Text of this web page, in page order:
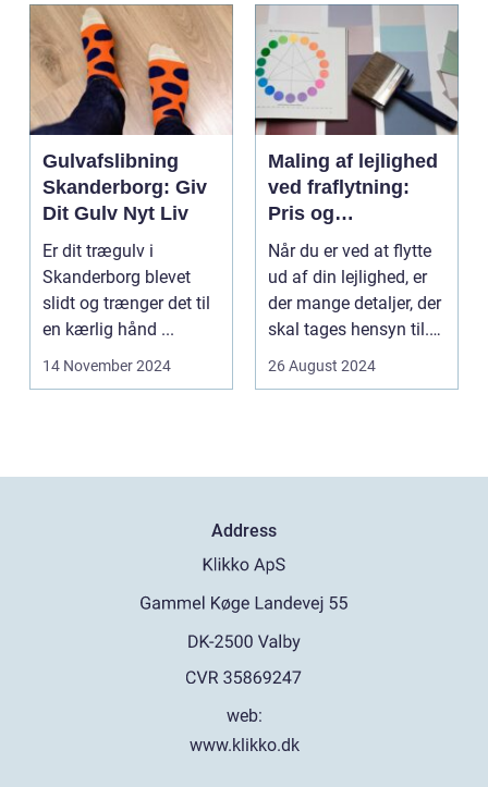
Gulvafslibning
Skanderborg: Giv
Dit Gulv Nyt Liv
Er dit trægulv i
Skanderborg blevet
slidt og trænger det til
en kærlig hånd ...
14 November 2024
Maling af lejlighed
ved fraflytning:
Pris og
overvejelser
Når du er ved at flytte
ud af din lejlighed, er
der mange detaljer, der
skal tages hensyn til.
26 August 2024
Address
web:
www.klikko.dk